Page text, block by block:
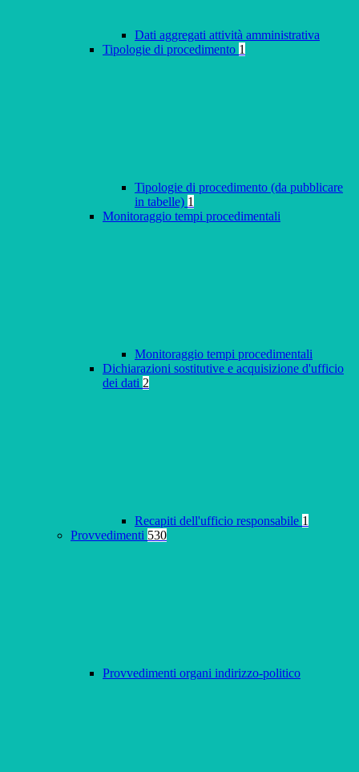
Dati aggregati attività amministrativa
Tipologie di procedimento 1
Tipologie di procedimento (da pubblicare
in tabelle) 1
Monitoraggio tempi procedimentali
Monitoraggio tempi procedimentali
Dichiarazioni sostitutive e acquisizione d'ufficio
dei dati 2
Recapiti dell'ufficio responsabile 1
Provvedimenti 530
Provvedimenti organi indirizzo-politico